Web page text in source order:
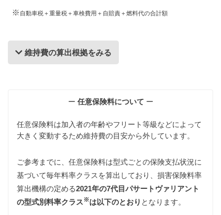
※ 自動車税＋重量税＋車検費用＋自賠責＋燃料代の合計額
維持費の算出根拠をみる
維持費の算出根拠
自動車税
自動車税は排気量によって異なりますが、3CCAX型
パサートヴァリアントは1000〜1500ccの課税クラス
ー 任意保険料について ー
任意保険料は加入者の年齢やフリート等級などによって
大きく変動するため維持費の目安から外しています。
ご参考までに、任意保険料は型式ごとの保険支払状況に
基づいて毎年料率クラスを算出しており、損害保険料率
算出機構の定める2021年の7代目パサートヴァリアント
の型式別料率クラス※は以下のとおり となります。